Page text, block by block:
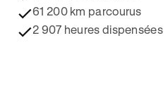
61 200 km parcourus
2 907 heures dispensées